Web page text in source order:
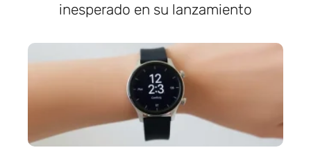
inesperado en su lanzamiento